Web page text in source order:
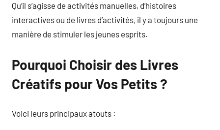
Qu’il s’agisse de activités manuelles, d’histoires
interactives ou de livres d’activités, il y a toujours une
manière de stimuler les jeunes esprits.
Pourquoi Choisir des Livres
Créatifs pour Vos Petits ?
Voici leurs principaux atouts :